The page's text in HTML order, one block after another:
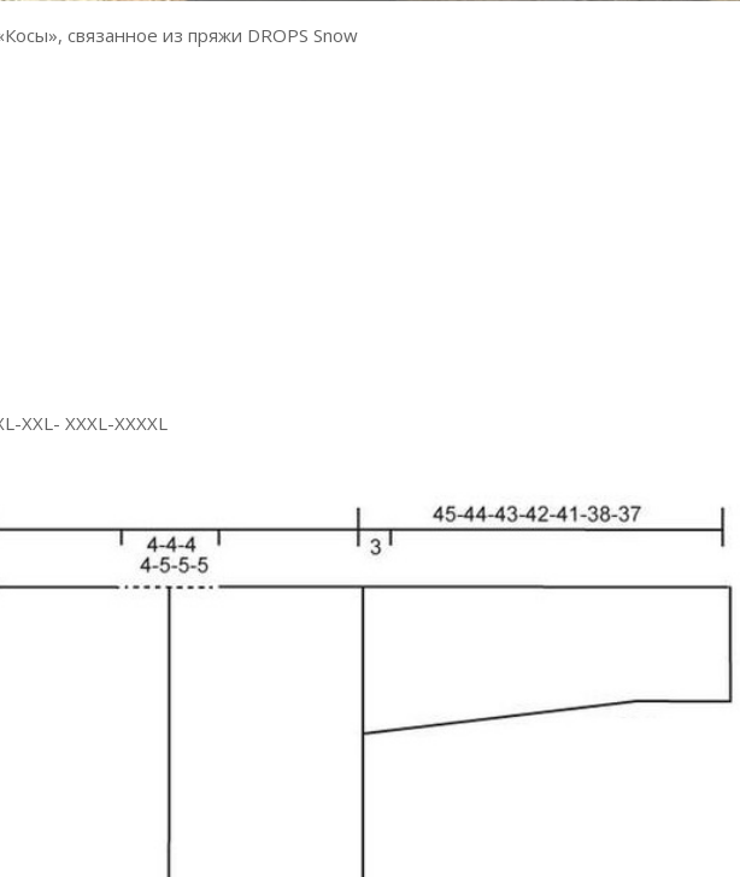
связанное из пряжи DROPS Snow
XXL- XXXL-XXXXL